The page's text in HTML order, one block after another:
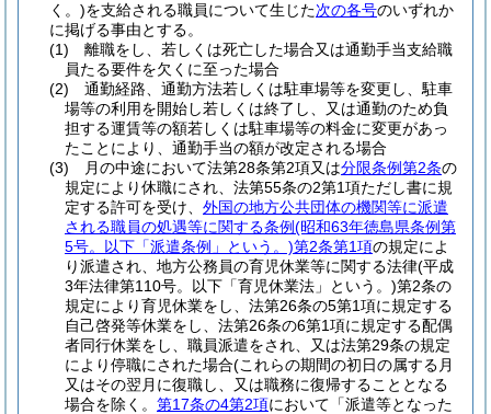
く。)を支給される職員について生じた次の各号のいずれか
に掲げる事由とする。
(1)
離職をし、若しくは死亡した場合又は通勤手当支給職
員たる要件を欠くに至った場合
(2)
通勤経路、通勤方法若しくは駐車場等を変更し、駐車
場等の利用を開始し若しくは終了し、又は通勤のため負
担する運賃等の額若しくは駐車場等の料金に変更があっ
たことにより、通勤手当の額が改定される場合
(3)
月の中途において法第28条第2項又は分限条例第2条の
規定により休職にされ、法第55条の2第1項ただし書に規
定する許可を受け、 外国の地方公共団体の機関等に派遣
される職員の処遇等に関する条例(昭和63年徳島県条例第
5号。以下「派遣条例」という。)第2条第1項の規定によ
り派遣され、地方公務員の育児休業等に関する法律(平成
3年法律第110号。以下「育児休業法」という。)第2条の
規定により育児休業をし、法第26条の5第1項に規定する
自己啓発等休業をし、法第26条の6第1項に規定する配偶
者同行休業をし、職員派遣をされ、又は法第29条の規定
により停職にされた場合(これらの期間の初日の属する月
又はその翌月に復職し、又は職務に復帰することとなる
場合を除く。 第17条の4第2項において「派遣等となった